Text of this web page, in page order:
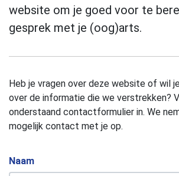
website om je goed voor te
gesprek met je (oog)arts.
Heb je vragen over deze website of wil
over de informatie die we verstrekken?
onderstaand contactformulier in. We
mogelijk contact met je op.
Naam